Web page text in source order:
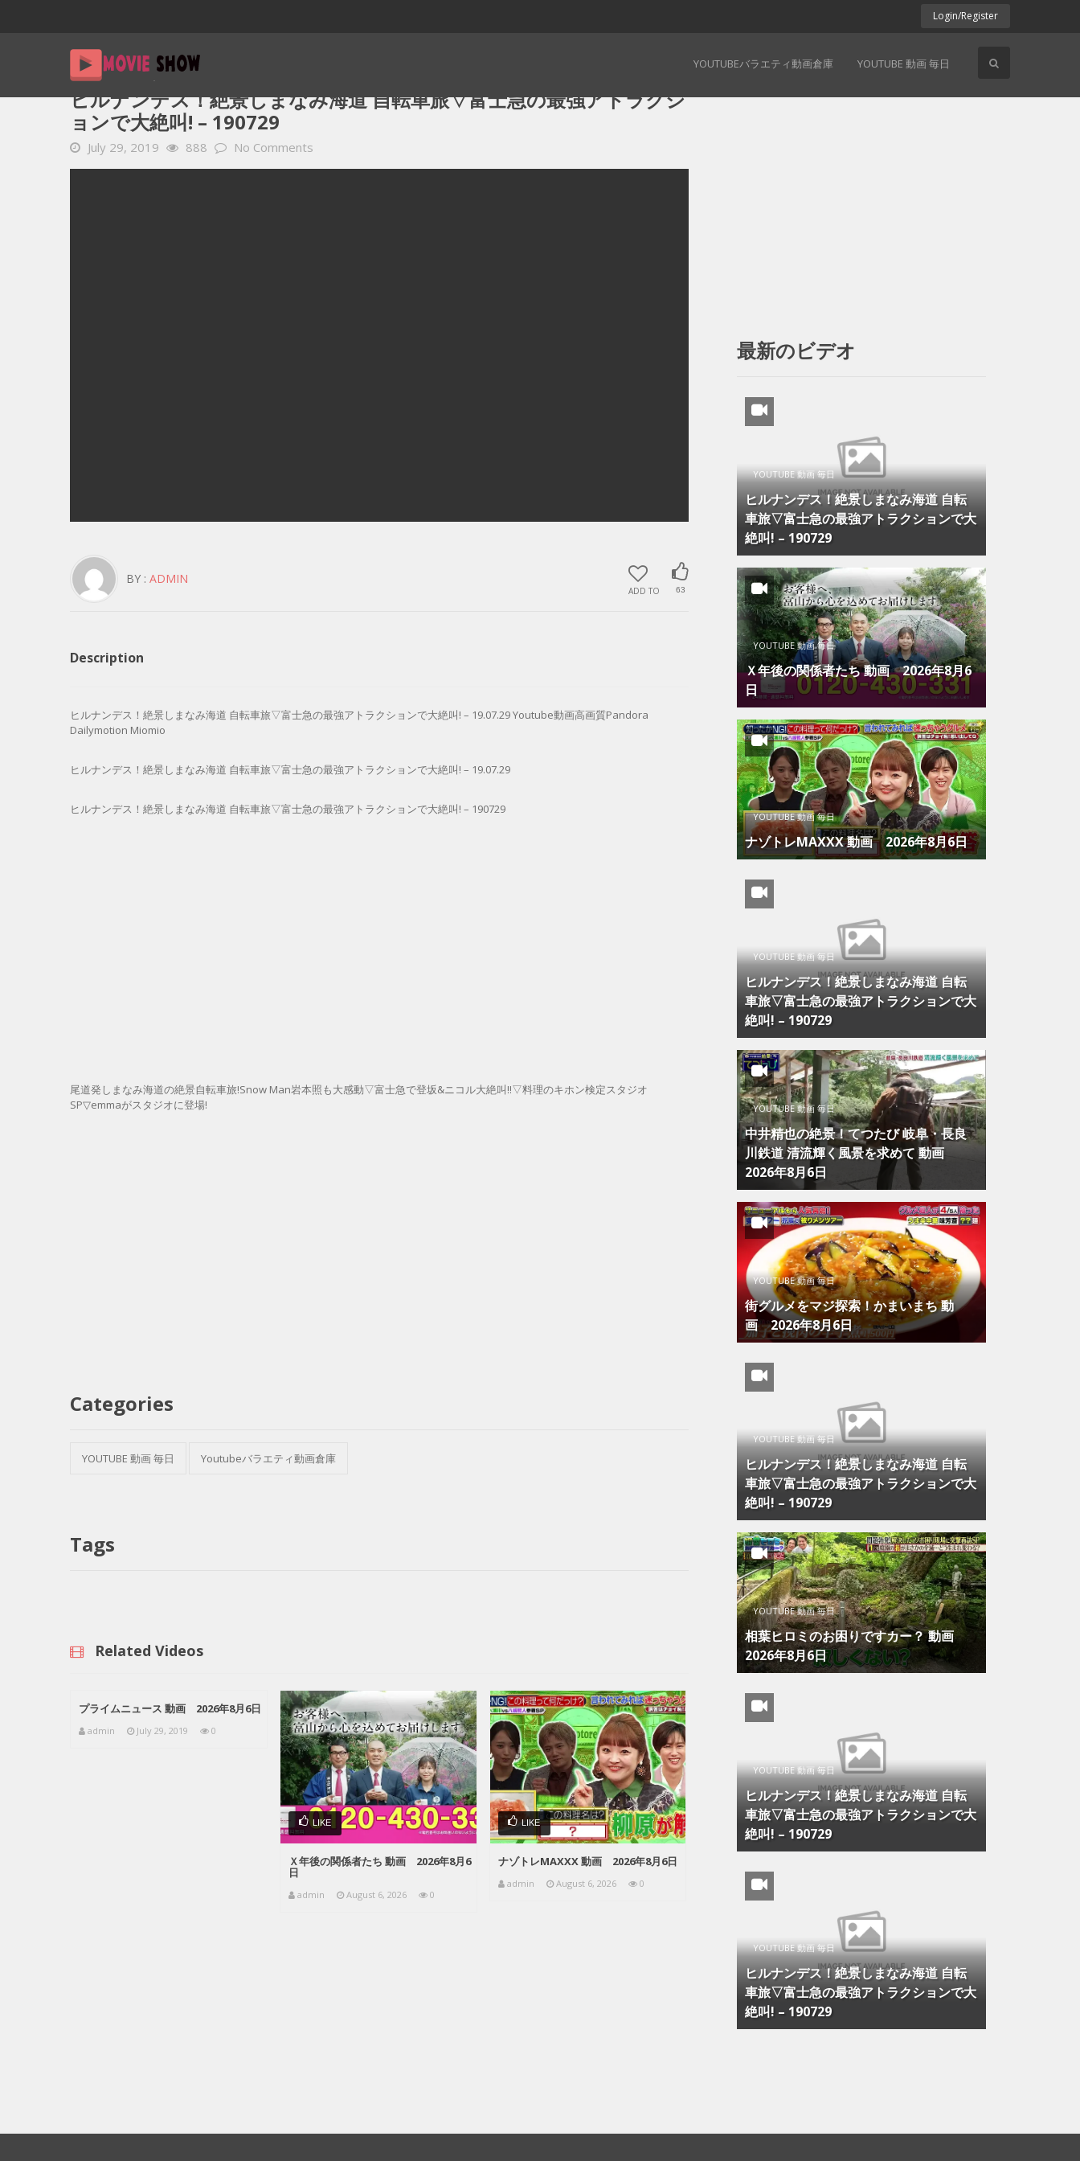
Login/Register
YOUTUBEバラエティ動画倉庫 YOUTUBE 動画 毎日
Home
ヒルナンデス！絶景しまなみ海道 自転車旅▽富士急の最強アトラクシ
ョンで大絶叫! – 190729
July 29, 2019 888 No Comments
ADD TO 63
BY : ADMIN
Description
ヒルナンデス！絶景しまなみ海道 自転車旅▽富士急の最強アトラクションで大絶叫! – 19.07.29 Youtube動画高画質Pandora
Dailymotion Miomio
ヒルナンデス！絶景しまなみ海道 自転車旅▽富士急の最強アトラクションで大絶叫! – 19.07.29
ヒルナンデス！絶景しまなみ海道 自転車旅▽富士急の最強アトラクションで大絶叫! – 190729
尾道発しまなみ海道の絶景自転車旅!Snow Man岩本照も大感動▽富士急で登坂&ニコル大絶叫!!▽料理のキホン検定スタジオ
SP▽emmaがスタジオに登場!
Categories
YOUTUBE 動画 毎日 Youtubeバラエティ動画倉庫
Tags
Related Videos
プライムニュース 動画 2026年8月6日
admin July 29, 2019 0
LIKE
Ｘ年後の関係者たち 動画 2026年8月6
日
admin August 6, 2026 0
LIKE
ナゾトレMAXXX 動画 2026年8月6日
admin August 6, 2026 0
最新のビデオ
YOUTUBE 動画 毎日
ヒルナンデス！絶景しまなみ海道 自転
車旅▽富士急の最強アトラクションで大
絶叫! – 190729
YOUTUBE 動画 毎日
Ｘ年後の関係者たち 動画 2026年8月6
日
YOUTUBE 動画 毎日
ナゾトレMAXXX 動画 2026年8月6日
YOUTUBE 動画 毎日
ヒルナンデス！絶景しまなみ海道 自転
車旅▽富士急の最強アトラクションで大
絶叫! – 190729
YOUTUBE 動画 毎日
中井精也の絶景！てつたび 岐阜・長良
川鉄道 清流輝く風景を求めて 動画
2026年8月6日
YOUTUBE 動画 毎日
街グルメをマジ探索！かまいまち 動
画 2026年8月6日
YOUTUBE 動画 毎日
ヒルナンデス！絶景しまなみ海道 自転
車旅▽富士急の最強アトラクションで大
絶叫! – 190729
YOUTUBE 動画 毎日
相葉ヒロミのお困りですカー？ 動画
2026年8月6日
YOUTUBE 動画 毎日
ヒルナンデス！絶景しまなみ海道 自転
車旅▽富士急の最強アトラクションで大
絶叫! – 190729
YOUTUBE 動画 毎日
ヒルナンデス！絶景しまなみ海道 自転
車旅▽富士急の最強アトラクションで大
絶叫! – 190729